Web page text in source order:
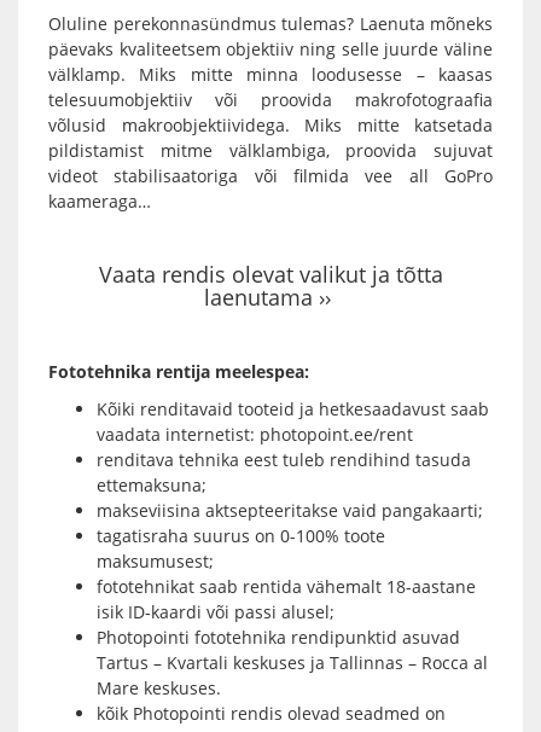
Oluline perekonnasündmus tulemas? Laenuta mõneks
päevaks kvaliteetsem objektiiv ning selle juurde väline
välklamp. Miks mitte minna loodusesse – kaasas
telesuumobjektiiv või proovida makrofotograafia
võlusid makroobjektiividega. Miks mitte katsetada
pildistamist mitme välklambiga, proovida sujuvat
videot stabilisaatoriga või filmida vee all GoPro
kaameraga…
Vaata rendis olevat valikut ja tõtta
laenutama ››
Fototehnika rentija meelespea:
Kõiki renditavaid tooteid ja hetkesaadavust saab
vaadata internetist: photopoint.ee/rent
renditava tehnika eest tuleb rendihind tasuda
ettemaksuna;
makseviisina aktsepteeritakse vaid pangakaarti;
tagatisraha suurus on 0-100% toote
maksumusest;
fototehnikat saab rentida vähemalt 18-aastane
isik ID-kaardi või passi alusel;
Photopointi fototehnika rendipunktid asuvad
Tartus – Kvartali keskuses ja Tallinnas – Rocca al
Mare keskuses.
kõik Photopointi rendis olevad seadmed on